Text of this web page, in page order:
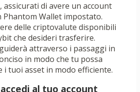
assicurati di avere un account
Phantom Wallet impostato.
delle criptovalute disponibili
che desideri trasferire.
attraverso i passaggi in
in modo che tu possa
i tuoi asset in modo efficiente.
al tuo account